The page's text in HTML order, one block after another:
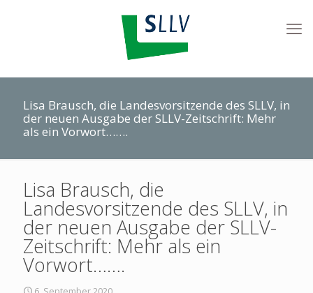
Lisa Brausch, die Landesvorsitzende des SLLV, in
der neuen Ausgabe der SLLV-Zeitschrift: Mehr
als ein Vorwort…….
Lisa Brausch, die
Landesvorsitzende des SLLV, in
der neuen Ausgabe der SLLV-
Zeitschrift: Mehr als ein
Vorwort…….